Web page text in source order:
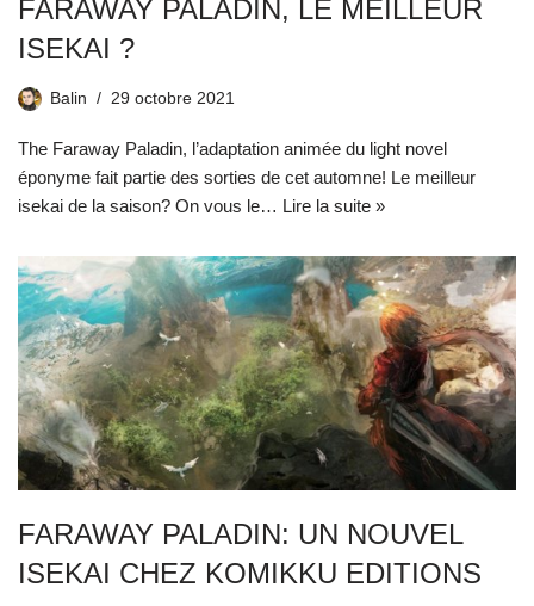
FARAWAY PALADIN, LE MEILLEUR
ISEKAI ?
Balin 29 octobre 2021
The Faraway Paladin, l’adaptation animée du light novel
éponyme fait partie des sorties de cet automne! Le meilleur
isekai de la saison? On vous le… Lire la suite »
FARAWAY PALADIN: UN NOUVEL
ISEKAI CHEZ KOMIKKU EDITIONS